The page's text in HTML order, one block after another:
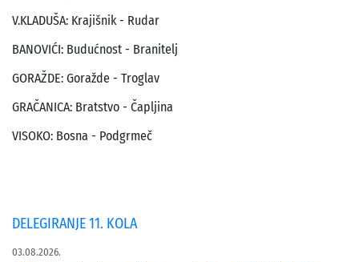
V.KLADUŠA: Krajišnik - Rudar
BANOVIĆI: Budućnost - Branitelj
GORAŽDE: Goražde - Troglav
GRAČANICA: Bratstvo - Čapljina
VISOKO: Bosna - Podgrmeč
DELEGIRANJE 11. KOLA
03.08.2026.